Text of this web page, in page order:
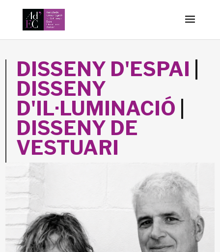
DISSENY D'ESPAI
DISSENY
D'IL·LUMINACIÓ
DISSENY DE
VESTUARI